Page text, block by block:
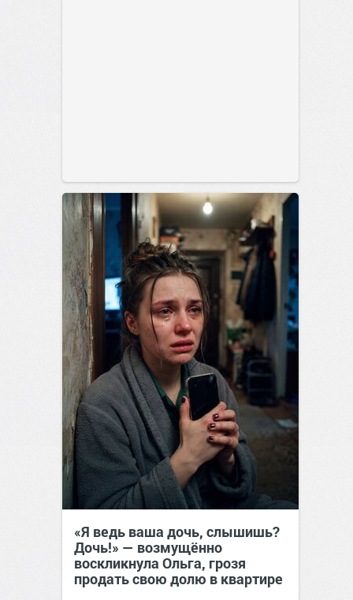
«Я ведь ваша дочь, слышишь?
Дочь!» — возмущённо
воскликнула Ольга, грозя
продать свою долю в квартире